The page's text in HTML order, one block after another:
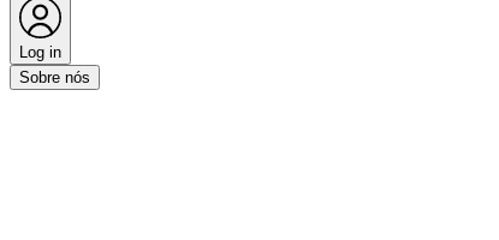
Log in
Sobre nós